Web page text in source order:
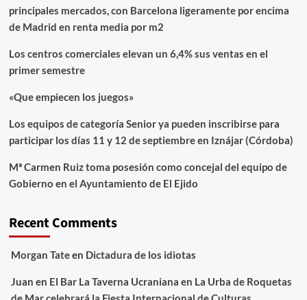
principales mercados, con Barcelona ligeramente por encima
de Madrid en renta media por m2
Los centros comerciales elevan un 6,4% sus ventas en el
primer semestre
«Que empiecen los juegos»
Los equipos de categoría Senior ya pueden inscribirse para
participar los días 11 y 12 de septiembre en Iznájar (Córdoba)
Mª Carmen Ruiz toma posesión como concejal del equipo de
Gobierno en el Ayuntamiento de El Ejido
Recent Comments
Morgan Tateen Dictadura de los idiotas
Juan en El Bar La Taverna Ucraniana en La Urba de Roquetas